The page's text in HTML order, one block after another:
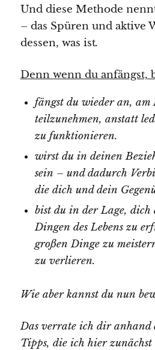
Und diese Methode
– das Spüren und aktive
dessen, was ist.
Denn wenn du anfängst,
fängst du wieder an, am
teilzunehmen, anstatt
zu funktionieren.
wirst du in deinen
sein – und dadurch
die dich und dein
bist du in der Lage, dich
Dingen des Lebens zu
großen Dinge zu
zu verlieren.
Wie aber kannst du nun
Das verrate ich dir anhand
Tipps, die ich hier